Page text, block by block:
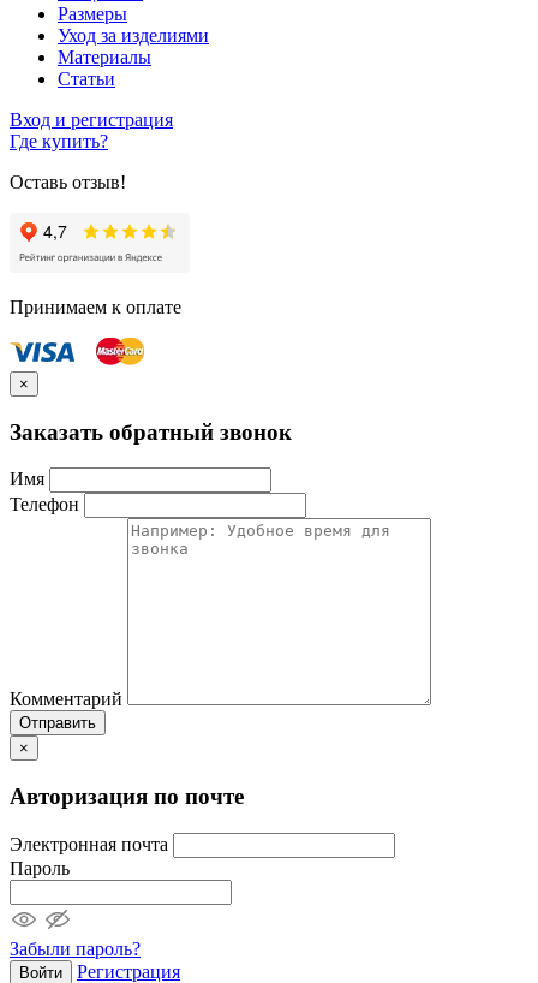
Размеры
Уход за изделиями
Материалы
Статьи
Вход и регистрация
Где купить?
Оставь отзыв!
Принимаем к оплате
×
Заказать обратный звонок
Имя
Телефон
Комментарий
Отправить
×
Авторизация по почте
Электронная почта
Пароль
Забыли пароль?
Войти
Регистрация